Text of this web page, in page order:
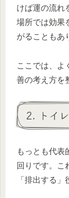
けば運の流れ
場所では効果
がることもあ
ここでは、よ
善の考え方を
2. トイ
もっとも代表
回りです。こ
「排出する」